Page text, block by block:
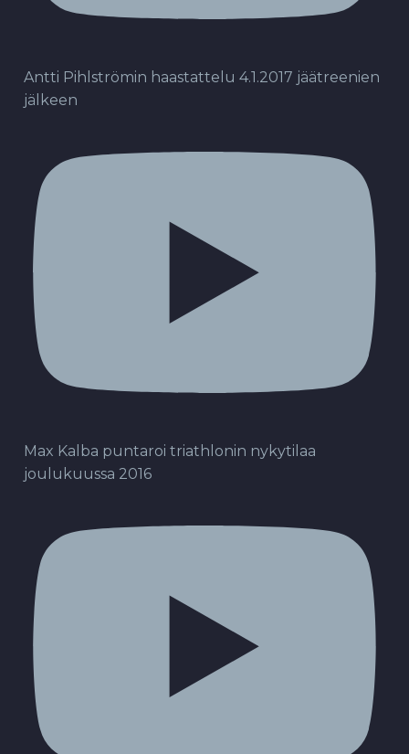
Antti Pihlströmin haastattelu 4.1.2017 jäätreenien
jälkeen
Max Kalba puntaroi triathlonin nykytilaa
joulukuussa 2016